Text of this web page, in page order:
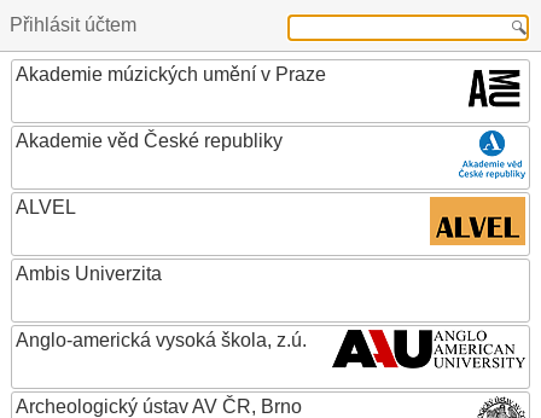
Přihlásit účtem
Akademie múzických umění v Praze
Akademie věd České republiky
ALVEL
Ambis Univerzita
Anglo-americká vysoká škola, z.ú.
Archeologický ústav AV ČR, Brno